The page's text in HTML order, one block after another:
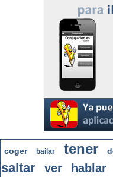
coger bailar tener
saltar
ver hablar